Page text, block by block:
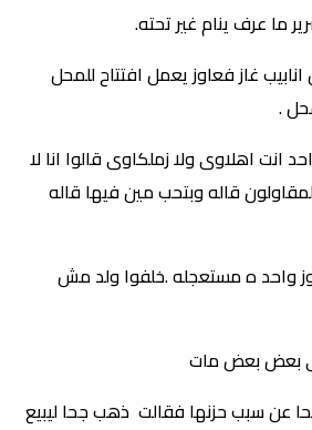
ما عرف ينام غير تحته.
غاز فعاوز يعمل افتتاح للمحل
.
انت اهلاوى ولا زملكاوى قالوا انا لا
قاله وبتحب مين فيها قاله
واحد ه مستعجله .خلفوا ولد مش
بعض بعض مات
عن سبب حزنها فقالت ذهب جحا ليبيع